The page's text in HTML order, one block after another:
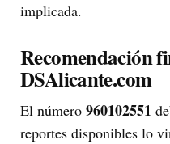
implicada.
Recomendación
DSAlicante.com
El número 960102551
reportes disponibles lo